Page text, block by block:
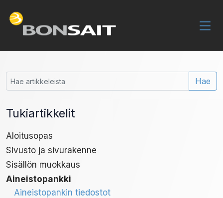
Hae
Tukiartikkelit
Aloitusopas
Sivusto ja sivurakenne
Sisällön muokkaus
Aineistopankki
Aineistopankin tiedostot